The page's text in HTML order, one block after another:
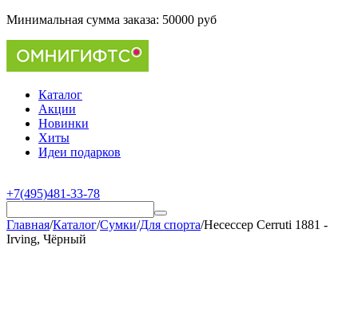
Минимальная сумма заказа: 50000 руб
Каталог
Акции
Новинки
Хиты
Идеи подарков
+7(495)481-33-78
Главная/Каталог/Сумки/Для спорта/Несессер Cerruti 1881 -
Irving, Чёрный